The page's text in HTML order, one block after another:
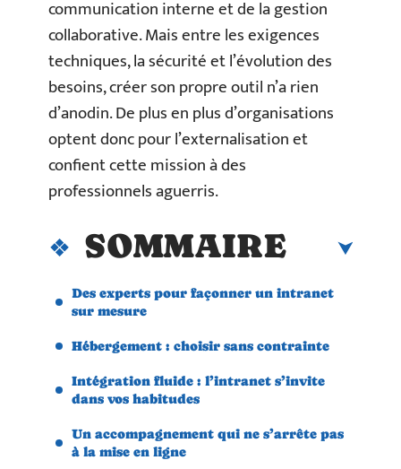
communication interne et de la gestion
collaborative. Mais entre les exigences
techniques, la sécurité et l’évolution des
besoins, créer son propre outil n’a rien
d’anodin. De plus en plus d’organisations
optent donc pour l’externalisation et
confient cette mission à des
professionnels aguerris.
SOMMAIRE
Des experts pour façonner un intranet
sur mesure
Hébergement : choisir sans contrainte
Intégration fluide : l’intranet s’invite
dans vos habitudes
Un accompagnement qui ne s’arrête pas
à la mise en ligne